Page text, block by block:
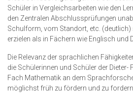
Schüler in Vergleichsarbeiten wie den
den Zentralen Abschlussprüfungen
Schulform, vom Standort, etc.
erzielen als in Fächern wie Englisch und
Die Relevanz der sprachlichen
die Schülerinnen und Schüler der Dieter-
Fach Mathematik an dem
möglichst früh zu fördern und zu